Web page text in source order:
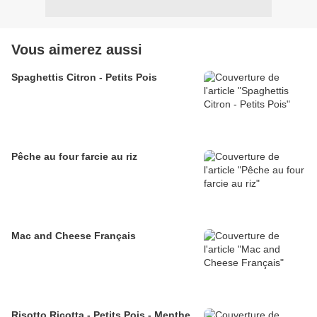
Vous aimerez aussi
Spaghettis Citron - Petits Pois
Pêche au four farcie au riz
Mac and Cheese Français